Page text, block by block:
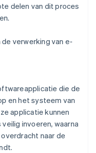
delen van dit proces
verwerking van e-
die de
en het systeem van
applicatie kunnen
invoeren, waarna
naar de